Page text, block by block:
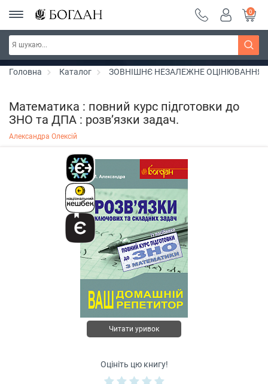
РОЗПРОДАЖ ~ 150 грн ~ 200 грн ~ 250 грн ~
300 грн ~ РОЗПРОДАЖ
Дізнатись більше
0
Головна Каталог ЗОВНІШНЄ НЕЗАЛЕЖНЕ ОЦІНЮВАННЯ
Математика : повний курс підготовки до
ЗНО та ДПА : розв’язки задач.
Александра Олексій
Читати уривок
Оцініть цю книгу!